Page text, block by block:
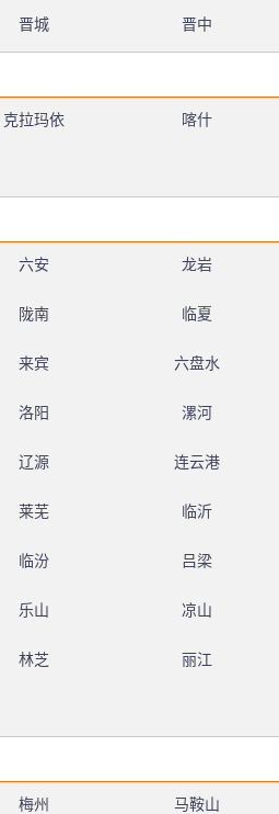
晋城 晋中
克拉玛依 喀什
六安 龙岩
陇南 临夏
来宾 六盘水
洛阳 漯河
辽源 连云港
莱芜 临沂
临汾 吕梁
乐山 凉山
林芝 丽江
梅州 马鞍山